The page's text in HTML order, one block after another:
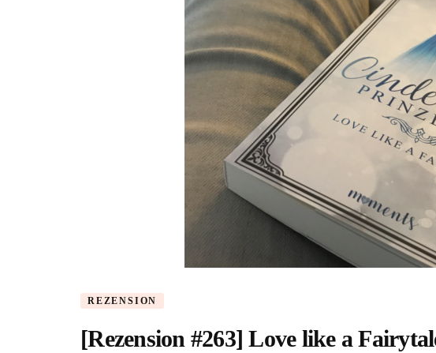
REZENSION
[Rezension #263] Love like a